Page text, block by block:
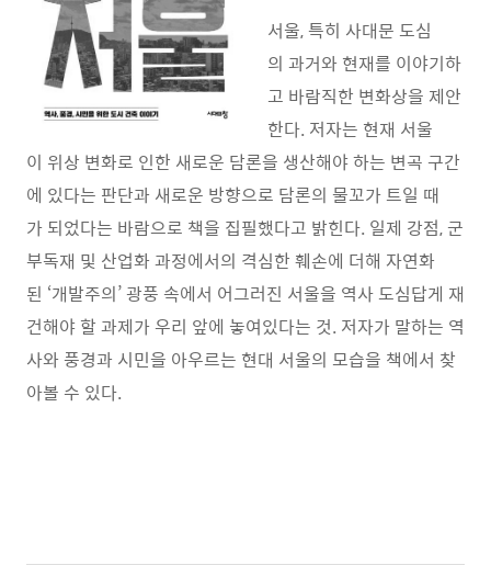
서울, 특히 사대문 도심
의 과거와 현재를 이야기하
고 바람직한 변화상을 제안
한다. 저자는 현재 서울
이 위상 변화로 인한 새로운 담론을 생산해야 하는 변곡 구간
에 있다는 판단과 새로운 방향으로 담론의 물꼬가 트일 때
가 되었다는 바람으로 책을 집필했다고 밝힌다. 일제 강점, 군
부독재 및 산업화 과정에서의 격심한 훼손에 더해 자연화
된 ‘개발주의’ 광풍 속에서 어그러진 서울을 역사 도심답게 재
건해야 할 과제가 우리 앞에 놓여있다는 것. 저자가 말하는 역
사와 풍경과 시민을 아우르는 현대 서울의 모습을 책에서 찾
아볼 수 있다.